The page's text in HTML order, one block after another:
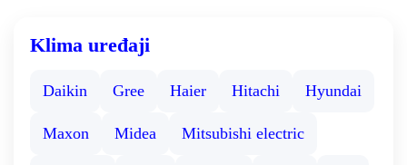
Klima uređaji
Daikin Gree Haier Hitachi Hyundai
Maxon Midea Mitsubishi electric